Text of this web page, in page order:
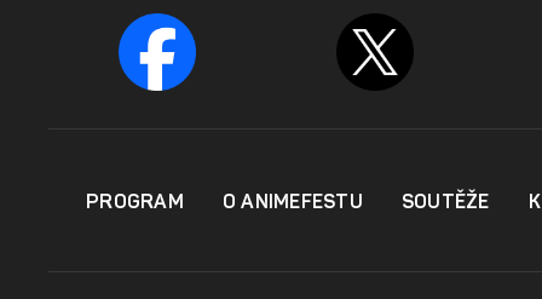
PROGRAM O ANIMEFESTU SOUTĚŽE